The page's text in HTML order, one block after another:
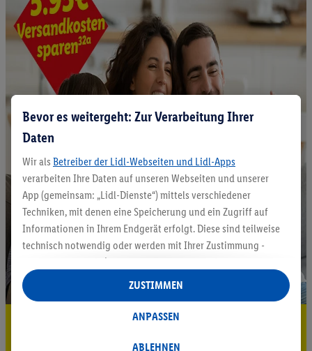
5.95 € Versand sparen³²ᵃ
Jetzt zum Newsletter anmelden
Bevor es weitergeht: Zur Verarbeitung Ihrer
Daten
Wir als Betreiber der Lidl-Webseiten und Lidl-Apps
verarbeiten Ihre Daten auf unseren Webseiten und unserer
App (gemeinsam: „Lidl-Dienste“) mittels verschiedener
Techniken, mit denen eine Speicherung und ein Zugriff auf
Informationen in Ihrem Endgerät erfolgt. Diese sind teilweise
technisch notwendig oder werden mit Ihrer Zustimmung -
auch durch Partner (u.a.
Verantwortliche; im Zusammenhang mit dem IAB TCF
insgesamt
Statistik-Erstellung oder für personalisierte Werbung
Datenverarbeitungen für personalisierte Werbung werden
ABLEHNEN
ANPASSEN
ZUSTIMMEN